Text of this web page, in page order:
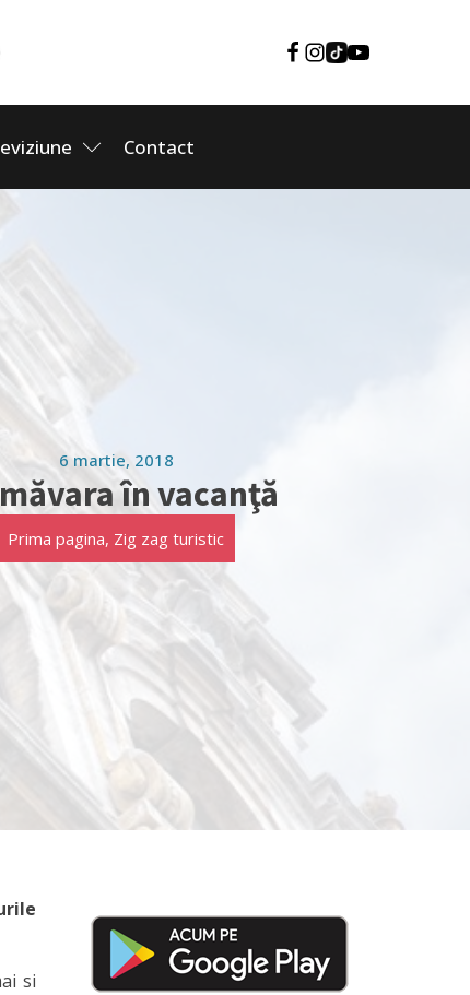
Contact
6 martie, 2018
în vacanţă
Prima pagina, Zig zag turistic
si